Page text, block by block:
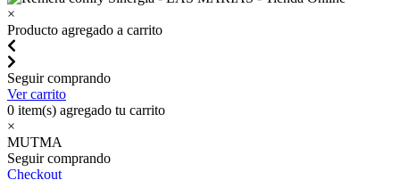
×
Producto agregado a carrito
Seguir comprando
Ver carrito
0 item(s) agregado tu carrito
×
MUTMA
Seguir comprando
Checkout